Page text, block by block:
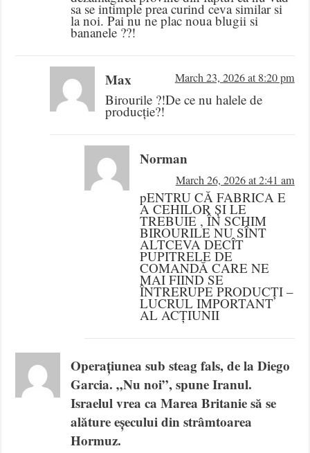
sa se intimple prea curind ceva similar si
la noi. Pai nu ne plac noua blugii si
bananele ??!
Max March 23, 2026 at 8:20 pm
Birourile ?!De ce nu halele de
producție?!
Norman
March 26, 2026 at 2:41 am
pENTRU CĂ FABRICA E
A CEHILOR ȘI LE
TREBUIE , ÎN SCHIM
BIROURILE NU SÎNT
ALTCEVA DECÎT
PUPITRELE DE
COMANDĂ CARE NE
MAI FIIND SE
ÎNTRERUPE PRODUCȚI –
LUCRUL IMPORTANT
AL ACȚIUNII
Operațiunea sub steag fals, de la Diego
Garcia. „Nu noi”, spune Iranul.
Israelul vrea ca Marea Britanie să se
alăture eșecului din strâmtoarea
Hormuz.